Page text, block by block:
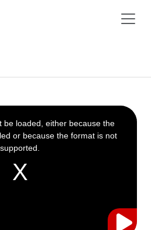
be loaded, either because the
or because the format is not
supported.